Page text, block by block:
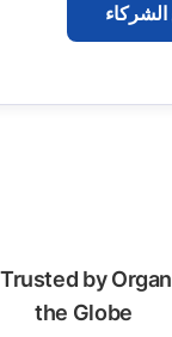
by
the Globe